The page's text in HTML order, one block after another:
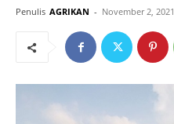
Penulis AGRIKAN - November 2, 2021